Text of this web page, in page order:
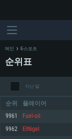
메인 E-스포츠
순위표
지난 달
순위 플레이어
9961 Fuel-oil
9962 ElNigel